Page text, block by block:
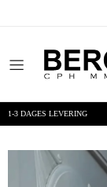
1-3 DAGES LEVERING